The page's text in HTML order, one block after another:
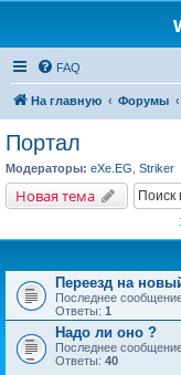
FAQ
На главную Форумы
Портал
Модераторы: eXe.EG Striker
Новая тема
Переезд на
Последнее
Ответы: 1
Надо ли оно ?
Последнее
Ответы: 40